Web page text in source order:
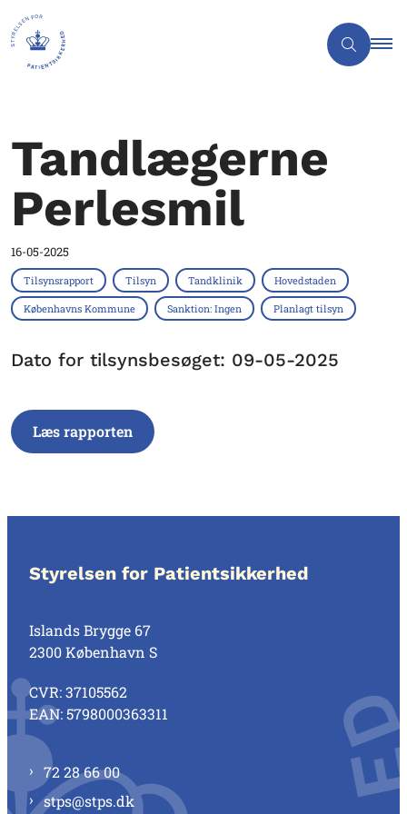
Tandlægerne
Perlesmil
16-05-2025
Tilsynsrapport Tilsyn Tandklinik Hovedstaden
Københavns Kommune Sanktion: Ingen Planlagt tilsyn
Dato for tilsynsbesøget: 09-05-2025
Læs rapporten
Styrelsen for Patientsikkerhed
Islands Brygge 67
2300 København S
CVR: 37105562
EAN: 5798000363311
72 28 66 00
stps@stps.dk